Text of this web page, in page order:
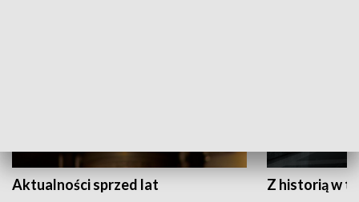
Aktualności sprzed lat Z historią w